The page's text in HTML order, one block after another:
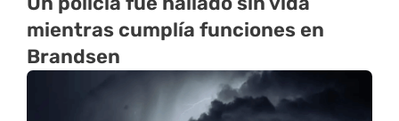
mientras cumplía funciones en
Brandsen